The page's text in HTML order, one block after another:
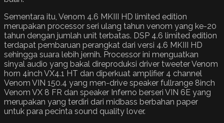
Sementara itu, Venom 4.6 MKIII HD limited edition
merupakan processor seri ulang tahun venom yang ke-20
tahun dengan jumlah unit terbatas. DSP 4.6 limited edition
terdapat pembaruan perangkat dari versi 4.6 MKIII HD
sehingga suara lebih jernih. Processor ini menguatkan
sinyal audio yang bakal direproduksi driver tweeter Venom
horn 4inch VX4.1 HT dan diperkuat amplifier 4 channel
Venom VIN 150.4 yang men-drive speaker fullrange 8inch
Venom VX 8 FR dan speaker Inferno berseri VIN 6E yang
merupakan yang terdiri dari midbass berbahan paper
untuk para pecinta sound quality lover.